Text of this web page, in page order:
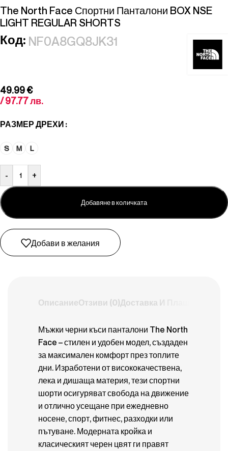
The North Face Спортни Панталони BOX NSE
LIGHT REGULAR SHORTS
Код: NF0A8GQ8JK31
49.99€
/ 97.77 лв.
РАЗМЕР ДРЕХИ
S M L
- +
Добавяне в количката
Добави в желания
ОписаниеОтзиви (0)Доставка И Плащане
Мъжки черни къси панталони The North
Face – стилен и удобен модел, създаден
за максимален комфорт през топлите
дни. Изработени от висококачествена,
лека и дишаща материя, тези спортни
шорти осигуряват свобода на движение
и отлично усещане при ежедневно
носене, спорт, фитнес, разходки или
пътуване. Модерната кройка и
класическият черен цвят ги правят